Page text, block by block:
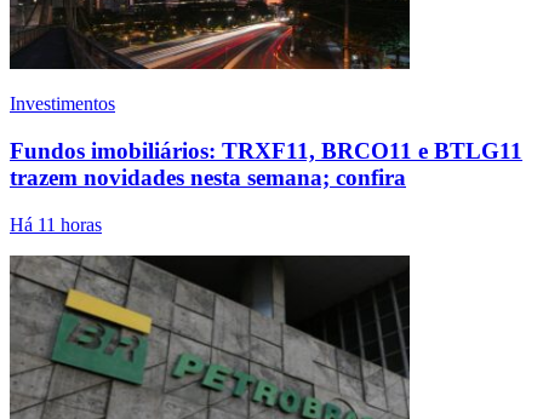
Investimentos
Fundos imobiliários: TRXF11, BRCO11 e BTLG11
trazem novidades nesta semana; confira
Há 11 horas